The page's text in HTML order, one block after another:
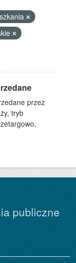
przez
tryb
publiczne